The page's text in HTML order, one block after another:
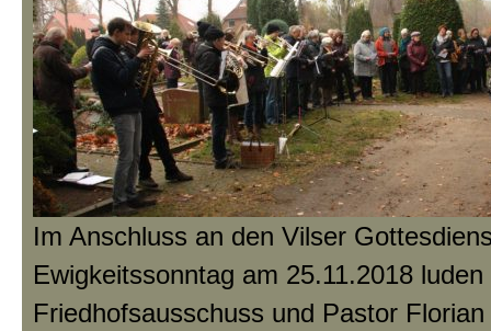
Im Anschluss an den Vilser
Ewigkeitssonntag am 25.11.2018 luden
Friedhofsausschuss und Pastor